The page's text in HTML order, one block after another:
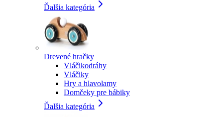
Ďalšia kategória
Drevené hračky
Vláčikodráhy
Vláčiky
Hry a hlavolamy
Domčeky pre bábiky
Ďalšia kategória